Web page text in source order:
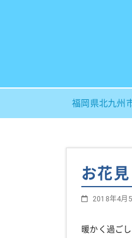
福岡県北九州
お花見
2018年4月
暖かく過ご